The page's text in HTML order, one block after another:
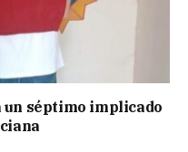
un séptimo implicado